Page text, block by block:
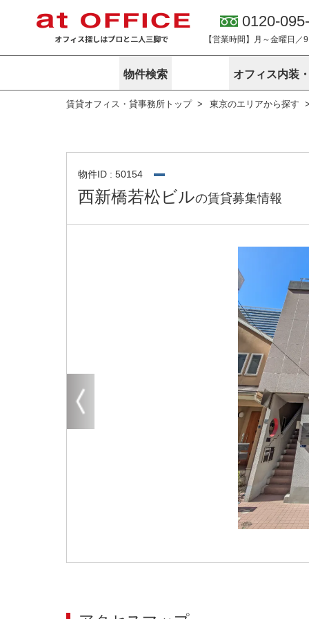
0120-
【営業時間】月～金曜日／
物件検索
東京
路線から探す
こだわりから探す
賃料相場を参考に探す
地図から探す
居抜き物件特集
神奈川
路線から探す
地図から探す
神奈川のク
路線から探す
その他
地図から探す
オフィス内装
サービス内容
オフィス探しノウハウ
アットオフ
無料ダウン
企業情報
オフィス紹介
アットレジデンス
賃貸オフィス・貸事務所トップ 東京のエリアから探す
物件ID : 50154
西新橋若松ビルの賃貸募集情報